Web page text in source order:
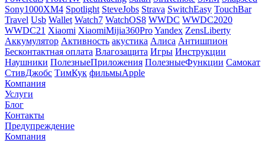
Sony1000XM4 Spotlight SteveJobs Strava SwitchEasy TouchBar
Travel Usb Wallet Watch7 WatchOS8 WWDC WWDC2020
WWDC21 Xiaomi XiaomiMijia360ProYandex ZensLiberty
Аккумулятор Активность акустика Алиса Антишпион
Бесконтактная оплата Влагозащита Игры Инструкции
Наушники ПолезныеПриложения ПолезныеФункции Самокат
СтивДжобс ТимКук фильмыApple
Компания
Услуги
Блог
Контакты
Предупреждение
Компания